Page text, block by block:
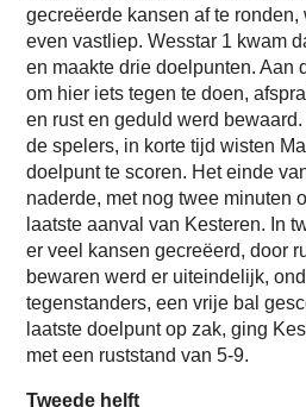
gecreëerde kansen af te
even vastliep. Wesstar 1 kwam
en maakte drie doelpunten. Aan
om hier iets tegen te doen,
en rust en geduld werd
de spelers, in korte tijd wisten
doelpunt te scoren. Het einde
naderde, met nog twee minuten
laatste aanval van Kesteren. In
er veel kansen gecreëerd, door
bewaren werd er uiteindelijk,
tegenstanders, een vrije bal
laatste doelpunt op zak, ging
met een ruststand van 5-9.
Tweede helft